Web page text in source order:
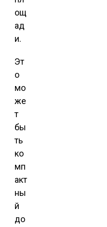
ощ
ад
и.
Эт
о
мо
же
т
бы
ть
ко
мп
акт
ны
й
до